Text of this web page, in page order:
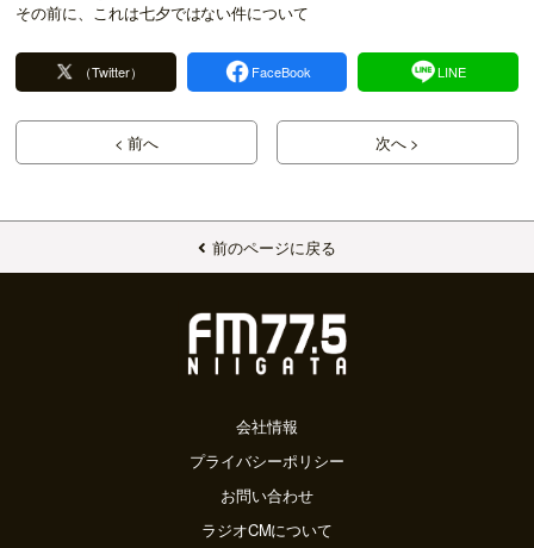
その前に、これは七夕ではない件について
（Twitter） FaceBook LINE
< 前へ 次へ >
前のページに戻る
会社情報
プライバシーポリシー
お問い合わせ
ラジオCMについて